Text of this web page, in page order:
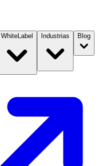
WhiteLabel Industrias Blog